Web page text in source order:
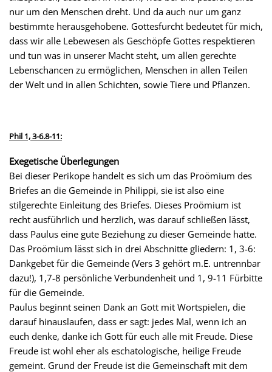
nur um den Menschen dreht. Und da auch nur um ganz
bestimmte herausgehobene. Gottesfurcht bedeutet für mich,
dass wir alle Lebewesen als Geschöpfe Gottes respektieren
und tun was in unserer Macht steht, um allen gerechte
Lebenschancen zu ermöglichen, Menschen in allen Teilen
der Welt und in allen Schichten, sowie Tiere und Pflanzen.
Phil 1, 3-6.8-11:
Exegetische Überlegungen
Bei dieser Perikope handelt es sich um das Proömium des
Briefes an die Gemeinde in Philippi, sie ist also eine
stilgerechte Einleitung des Briefes. Dieses Proömium ist
recht ausführlich und herzlich, was darauf schließen lässt,
dass Paulus eine gute Beziehung zu dieser Gemeinde hatte.
Das Proömium lässt sich in drei Abschnitte gliedern: 1, 3-6:
Dankgebet für die Gemeinde (Vers 3 gehört m.E. untrennbar
dazu!), 1,7-8 persönliche Verbundenheit und 1, 9-11 Fürbitte
für die Gemeinde.
Paulus beginnt seinen Dank an Gott mit Wortspielen, die
darauf hinauslaufen, dass er sagt: jedes Mal, wenn ich an
euch denke, danke ich Gott für euch alle mit Freude. Diese
Freude ist wohl eher als eschatologische, heilige Freude
gemeint. Grund der Freude ist die Gemeinschaft mit dem